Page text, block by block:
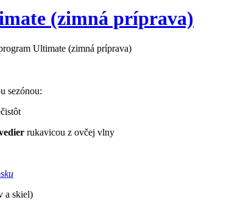
(zimná príprava)
Ultimate (zimná príprava)
sezónou:
rukavicou z ovčej vlny
a skiel)